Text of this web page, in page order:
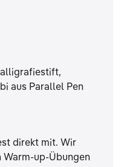
aus Parallel Pen
direkt mit. Wir
up-Übungen